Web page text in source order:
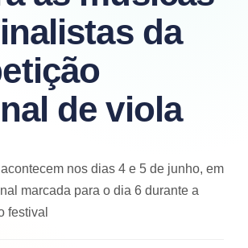
da
de viola
nos dias 4 e 5 de junho, em
marcada para o dia 6 durante a
festival